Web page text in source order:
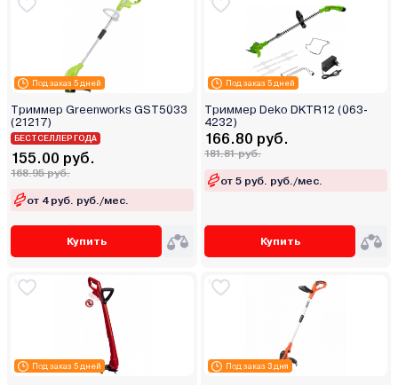
Под заказ 5 дней
Триммер Greenworks GST5033
(21217)
БЕСТСЕЛЛЕР ГОДА
155.00 руб.
168.95 руб.
от 4 руб. руб./мес.
Купить
Под заказ 5 дней
Триммер Deko DKTR12 (063-
4232)
166.80 руб.
181.81 руб.
от 5 руб. руб./мес.
Купить
Под заказ 5 дней Под заказ 3 дня